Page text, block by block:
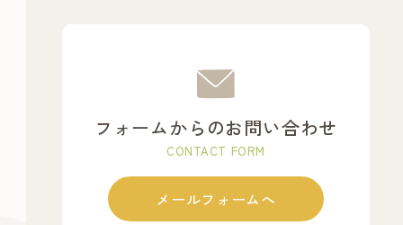
フォームからのお問い合わせ
CONTACT FORM
メールフォームへ